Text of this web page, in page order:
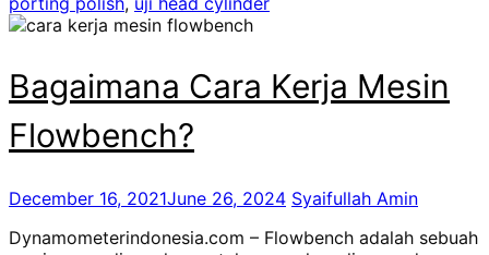
Bagaimana Cara Kerja Mesin
Flowbench?
December 16, 2021June 26, 2024 Syaifullah Amin
Dynamometerindonesia.com – Flowbench adalah sebuah